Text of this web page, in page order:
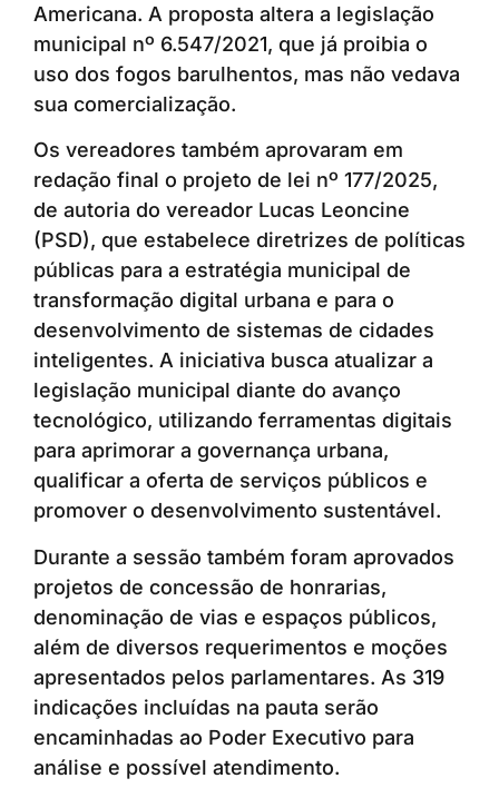
Americana. A proposta altera a legislação
municipal nº 6.547/2021, que já proibia o
uso dos fogos barulhentos, mas não vedava
sua comercialização.
Os vereadores também aprovaram em
redação final o projeto de lei nº 177/2025,
de autoria do vereador Lucas Leoncine
(PSD), que estabelece diretrizes de políticas
públicas para a estratégia municipal de
transformação digital urbana e para o
desenvolvimento de sistemas de cidades
inteligentes. A iniciativa busca atualizar a
legislação municipal diante do avanço
tecnológico, utilizando ferramentas digitais
para aprimorar a governança urbana,
qualificar a oferta de serviços públicos e
promover o desenvolvimento sustentável.
Durante a sessão também foram aprovados
projetos de concessão de honrarias,
denominação de vias e espaços públicos,
além de diversos requerimentos e moções
apresentados pelos parlamentares. As 319
indicações incluídas na pauta serão
encaminhadas ao Poder Executivo para
análise e possível atendimento.